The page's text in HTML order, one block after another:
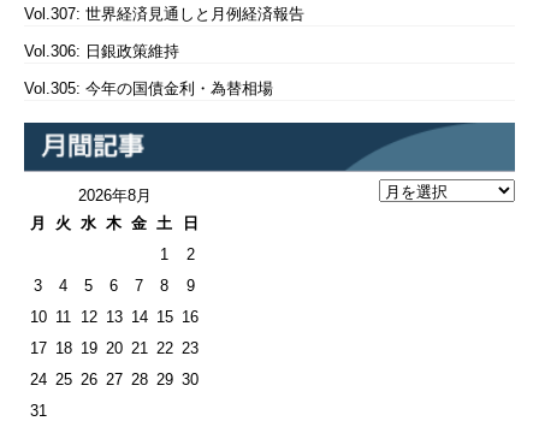
Vol.307: 世界経済見通しと月例経済報告
Vol.306: 日銀政策維持
Vol.305: 今年の国債金利・為替相場
2026年8月
月
火 水 木 金 土 日
1
2
3
4 5 6 7 8
9
10 11 12 13 14 15 16
17 18 19 20 21 22 23
24 25 26 27 28 29 30
31